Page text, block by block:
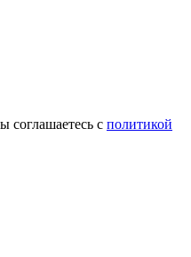
соглашаетесь с политикой